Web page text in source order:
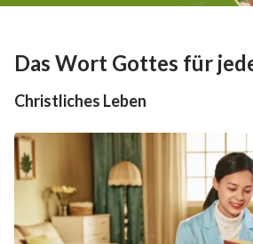
Das Wort Gottes für
Christliches Leben